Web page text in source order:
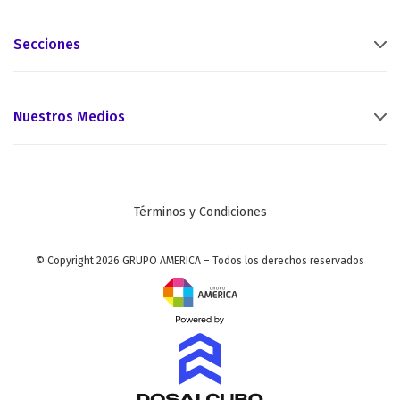
Secciones
Nuestros Medios
Términos y Condiciones
© Copyright 2026 GRUPO AMERICA – Todos los derechos reservados